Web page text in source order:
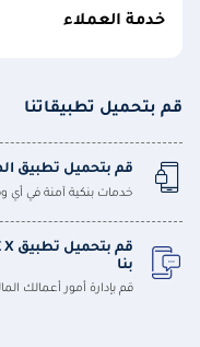
خدمة العملاء
قم بتحميل تطبيقاتنا
قم بتحميل تطبيق
خدمات بنكية آمنة في
بنا
قم بإدارة أمور أعمالك